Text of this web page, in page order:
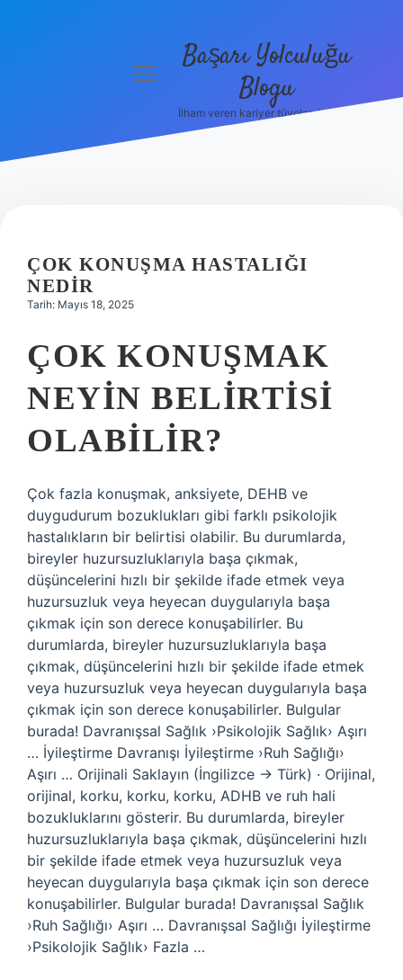
Hakkımızda
menüyüBaşarı Yolculuğu
Blogu
İlham veren kariyer tüyoları burada!
ÇOK KONUŞMA HASTALIĞI
NEDIR
Tarih: Mayıs 18, 2025
ÇOK KONUŞMAK
NEYIN BELIRTISI
OLABILIR?
Çok fazla konuşmak, anksiyete, DEHB ve
duygudurum bozuklukları gibi farklı psikolojik
hastalıkların bir belirtisi olabilir. Bu durumlarda,
bireyler huzursuzluklarıyla başa çıkmak,
düşüncelerini hızlı bir şekilde ifade etmek veya
huzursuzluk veya heyecan duygularıyla başa
çıkmak için son derece konuşabilirler. Bu
durumlarda, bireyler huzursuzluklarıyla başa
çıkmak, düşüncelerini hızlı bir şekilde ifade etmek
veya huzursuzluk veya heyecan duygularıyla başa
çıkmak için son derece konuşabilirler. Bulgular
burada! Davranışsal Sağlık ›Psikolojik Sağlık› Aşırı
… İyileştirme Davranışı İyileştirme ›Ruh Sağlığı›
Aşırı … Orijinali Saklayın (İngilizce → Türk) · Orijinal,
orijinal, korku, korku, korku, ADHB ve ruh hali
bozukluklarını gösterir. Bu durumlarda, bireyler
huzursuzluklarıyla başa çıkmak, düşüncelerini hızlı
bir şekilde ifade etmek veya huzursuzluk veya
heyecan duygularıyla başa çıkmak için son derece
konuşabilirler. Bulgular burada! Davranışsal Sağlık
›Ruh Sağlığı› Aşırı … Davranışsal Sağlığı İyileştirme
›Psikolojik Sağlık› Fazla …